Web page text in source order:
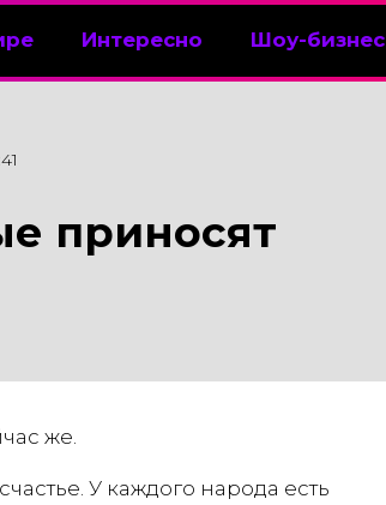
Интересно Шоу-бизнес
приносят
же.
У каждого народа есть